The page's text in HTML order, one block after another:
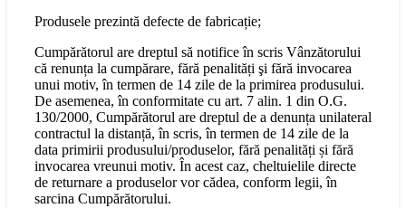
Produsele prezintă defecte de fabricație;
Cumpărătorul are dreptul să notifice în scris Vânzătorului
că renunța la cumpărare, fără penalități şi fără invocarea
unui motiv, în termen de 14 zile de la primirea produsului.
De asemenea, în conformitate cu art. 7 alin. 1 din O.G.
130/2000, Cumpărătorul are dreptul de a denunța unilateral
contractul la distanță, în scris, în termen de 14 zile de la
data primirii produsului/produselor, fără penalități și fără
invocarea vreunui motiv. În acest caz, cheltuielile directe
de returnare a produselor vor cădea, conform legii, în
sarcina Cumpărătorului.